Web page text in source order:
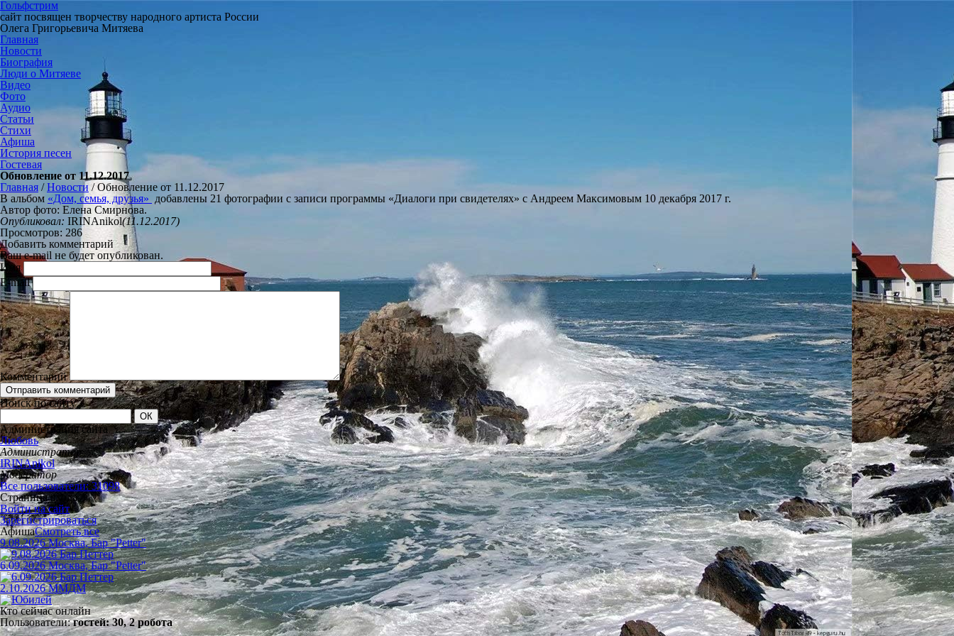
Гольфстрим
сайт посвящен творчеству народного артиста России
Олега Григорьевича Митяева
Главная
Новости
Биография
Люди о Митяеве
Видео
Фото
Аудио
Статьи
Стихи
Афиша
История песен
Гостевая
Обновление от 11.12.2017
Главная /Новости /Обновление от 11.12.2017
В альбом «Дом, семья, друзья» добавлены 21 фотографии с записи программы «Диалоги при свидетелях» с Андреем Максимовым 10 декабря 2017 г.
Автор фото: Елена Смирнова.
Опубликовал: IRINAnikol(11.12.2017)
Просмотров: 286
Добавить комментарий
Ваш e-mail не будет опубликован.
Имя
E-mail
Комментарий
Поиск по сайту
Администрация сайта
Любовь
Администратор
IRINAnikol
Модератор
Все пользователи: 31098
Страница входа
Войти на сайт
Зарегистрироваться
АфишаСмотреть все
9.08.2026 Москва, Бар "Petter"
6.09.2026 Москва, Бар "Petter"
2.10.2026 ММДМ
Кто сейчас онлайн
Пользователи:гостей: 30, 2 робота